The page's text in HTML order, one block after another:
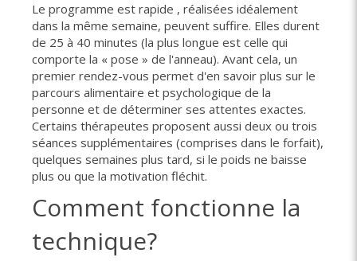
Le programme est rapide , réalisées idéalement
dans la même semaine, peuvent suffire. Elles durent
de 25 à 40 minutes (la plus longue est celle qui
comporte la « pose » de l'anneau). Avant cela, un
premier rendez-vous permet d'en savoir plus sur le
parcours alimentaire et psychologique de la
personne et de déterminer ses attentes exactes.
Certains thérapeutes proposent aussi deux ou trois
séances supplémentaires (comprises dans le forfait),
quelques semaines plus tard, si le poids ne baisse
plus ou que la motivation fléchit.
Comment fonctionne la
technique?